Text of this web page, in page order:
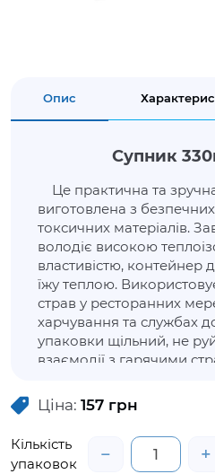
Опис
Супник
Це практична та
виготовлена з
токсичних матеріалів.
володіє високою
властивістю, контейнер
їжу теплою.
страв у ресторанних
харчування та службах
упаковки щільний, не
взаємодії з гарячими
продукцією не
запаху.
Ціна: 157 грн
Кількість
упаковок
− +